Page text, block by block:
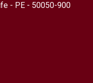
- PE - 50050-900